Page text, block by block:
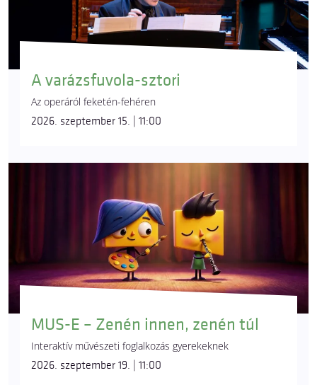
A varázsfuvola-sztori
Az operáról feketén-fehéren
2026. szeptember 15. | 11:00
MUS-E – Zenén innen, zenén túl
Interaktív művészeti foglalkozás gyerekeknek
2026. szeptember 19. | 11:00